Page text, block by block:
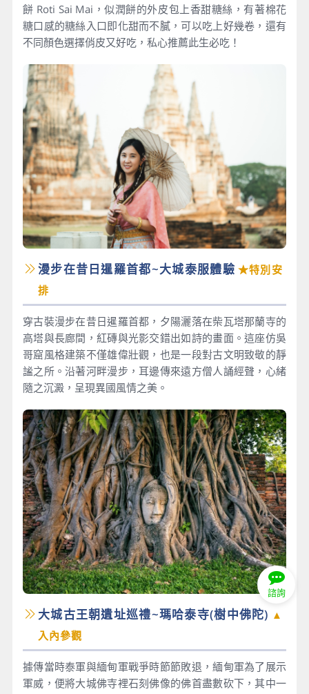
餅 Roti Sai Mai，似潤餅的外皮包上香甜糖絲，有著棉花
糖口感的糖絲入口即化甜而不膩，可以吃上好幾卷，還有
不同顏色選擇俏皮又好吃，私心推薦此生必吃！
漫步在昔日暹羅首都~大城泰服體驗 ★特別安
排
穿古裝漫步在昔日暹羅首都，夕陽灑落在柴瓦塔那蘭寺的
高塔與長廊間，紅磚與光影交錯出如詩的畫面。這座仿吳
哥窟風格建築不僅雄偉壯觀，也是一段對古文明致敬的靜
謐之所。沿著河畔漫步，耳邊傳來遠方僧人誦經聲，心緒
隨之沉澱，呈現異國風情之美。
大城古王朝遺址巡禮~瑪哈泰寺(樹中佛陀) ▲
入內參觀
據傳當時泰軍與緬甸軍戰爭時節節敗退，緬甸軍為了展示
軍威，便將大城佛寺裡石刻佛像的佛首盡數砍下，其中一
諮詢